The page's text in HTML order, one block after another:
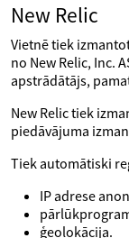
New Relic
Vietnē tiek
no New Relic, Inc.
apstrādātājs,
New Relic tiek
piedāvājuma
Tiek automātiski
IP adrese
ģeolokācija.